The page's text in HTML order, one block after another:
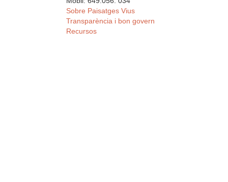
Sobre Paisatges Vius
Transparència i bon govern
Recursos